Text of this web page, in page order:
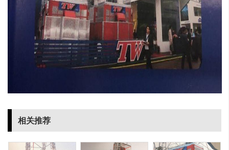
相关推荐